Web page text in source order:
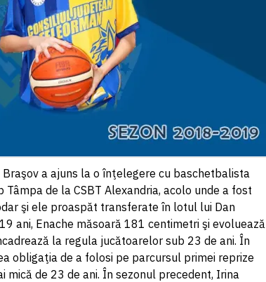
Braşov a ajuns la o înţelegere cu baschetbalista
Tâmpa de la CSBT Alexandria, acolo unde a fost
şi ele proaspăt transferate în lotul lui Dan
ani, Enache măsoară 181 centimetri şi evoluează
la regula jucătoarelor sub 23 de ani. În
obligaţia de a folosi pe parcursul primei reprize
mică de 23 de ani. În sezonul precedent, Irina